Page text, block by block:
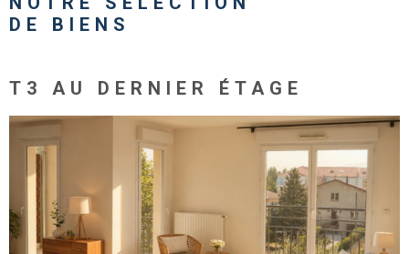
DE BIENS
T3 AU DERNIER ÉTAGE
VOIR LE BIEN